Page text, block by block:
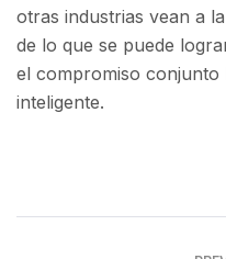
otras industrias vean a la
de lo que se puede
el compromiso
inteligente.